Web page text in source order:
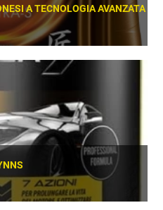
A TECNOLOGIA AVANZATA